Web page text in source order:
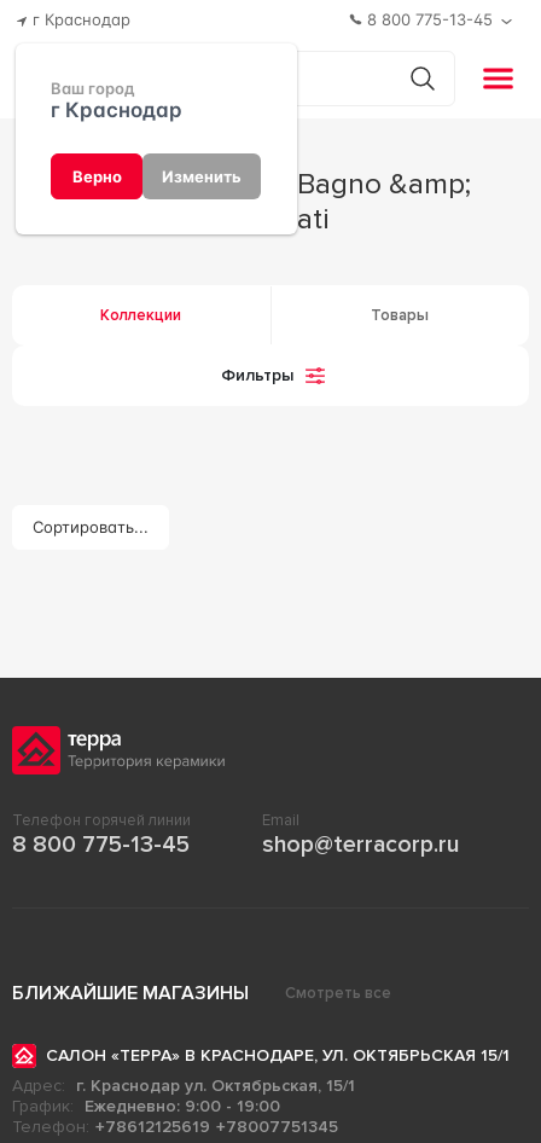
г Краснодар
Ваш город
г Краснодар
Верно Изменить
8 800 775-13-45
Производитель Bagno &amp;
Associati
Коллекции Товары
Фильтры
Сортировать...
Телефон горячей линии
8 800 775-13-45
Email
shop@terracorp.ru
БЛИЖАЙШИЕ МАГАЗИНЫ Смотреть все
САЛОН «ТЕРРА» В КРАСНОДАРЕ, УЛ. ОКТЯБРЬСКАЯ 15/1
Адрес:
г. Краснодар ул. Октябрьская, 15/1
График:
Ежедневно: 9:00 - 19:00
Телефон: +78612125619 +78007751345